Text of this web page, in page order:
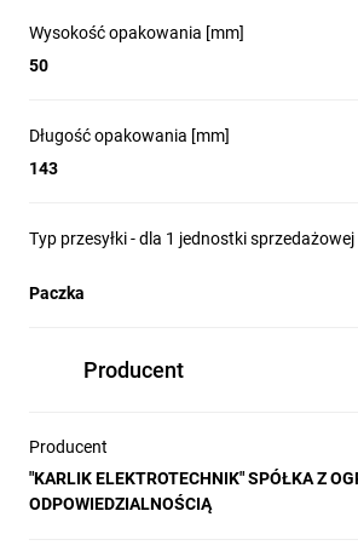
Wysokość opakowania [mm]
50
Długość opakowania [mm]
143
Typ przesyłki - dla 1 jednostki sprzedażowej
Paczka
Producent
Producent
"KARLIK ELEKTROTECHNIK" SPÓŁKA Z
ODPOWIEDZIALNOŚCIĄ